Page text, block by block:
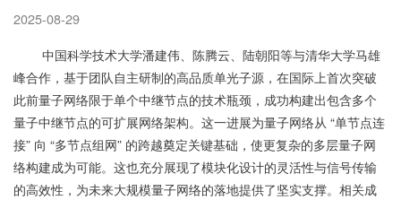
2025-08-29
中国科学技术大学潘建伟、陈腾云、陆朝阳等与清华大学马雄
峰合作，基于团队自主研制的高品质单光子源，在国际上首次突破
此前量子网络限于单个中继节点的技术瓶颈，成功构建出包含多个
量子中继节点的可扩展网络架构。这一进展为量子网络从 “单节点连
接” 向 “多节点组网” 的跨越奠定关键基础，使更复杂的多层量子网
络构建成为可能。这也充分展现了模块化设计的灵活性与信号传输
的高效性，为未来大规模量子网络的落地提供了坚实支撑。相关成